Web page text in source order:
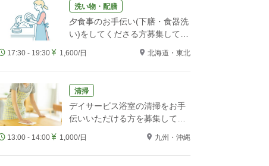
洗い物・配膳
夕食事のお手伝い(下膳・食器洗
い)をしてくださる方募集してい
17:30 - 19:30 1,600/日 北海道・東北
清掃
デイサービス浴室の清掃をお手
伝いいただける方を募集してい
13:00 - 14:00 1,000/日 九州・沖縄